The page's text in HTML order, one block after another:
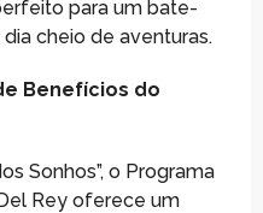
para um bate-
cheio de aventuras.
Benefícios do
Sonhos”, o Programa
Rey oferece um